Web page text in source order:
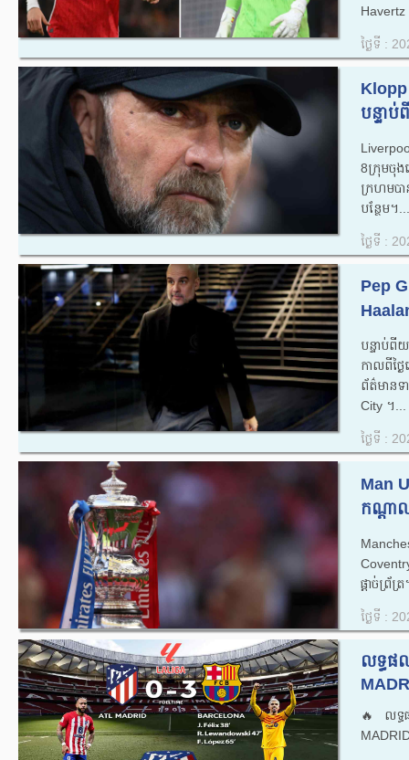
Havertz
ថ្ងៃទី :
Klopp
បន្ទា
8ក្រុមចុ
ក្រហម​បា
បន្ថែម។...
ថ្ងៃទី :
Pep
បន្ទាប់ពី
កាលពីថ្
ព័ត៌មាន
City ។...
ថ្ងៃទី :
Man
កណ្តាល
ផ្តាច់​ព្រ័ត្
ថ្ងៃទី :
លទ្ធផ
🔥លទ្ធ